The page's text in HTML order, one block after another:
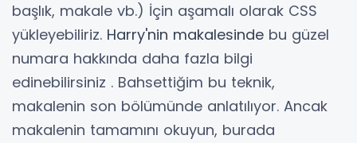
başlık, makale vb.) İçin aşamalı olarak CSS
yükleyebiliriz. Harry'nin makalesinde bu güzel
numara hakkında daha fazla bilgi
edinebilirsiniz . Bahsettiğim bu teknik,
makalenin son bölümünde anlatılıyor. Ancak
makalenin tamamını okuyun, burada